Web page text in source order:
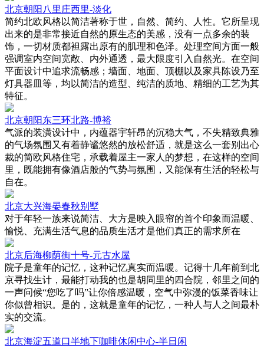
北京朝阳八里庄西里-淡化
简约北欧风格以简洁著称于世，自然、简约、人性。它所呈现
出来的是非常接近自然的原生态的美感，没有一点多余的装
饰，一切材质都袒露出原有的肌理和色泽。处理空间方面一般
强调室内空间宽敞、内外通透，最大限度引入自然光。在空间
平面设计中追求流畅感；墙面、地面、顶棚以及家具陈设乃至
灯具器皿等，均以简洁的造型、纯洁的质地、精细的工艺为其
特征。
北京朝阳东三环北路-博裕
气派的装潢设计中，内蕴器宇轩昂的沉稳大气，不失精致典雅
的气场氛围又有着静谧悠然的放松舒适，就是这么一套别出心
裁的简欧风格住宅，承载着屋主一家人的梦想，在这样的空间
里，既能拥有像酒店般的气势与氛围，又能保有生活的轻松与
自在。
北京大兴海晏春秋别墅
对于年轻一族来说简洁、大方是映入眼帘的首个印象而温暖、
愉悦、充满生活气息的品质生活才是他们真正的需求所在
北京后海柳荫街十号-元古水屋
院子是童年的记忆，这种记忆真实而温暖。记得十几年前到北
京寻找生计，最能打动我的也是胡同里的四合院，邻里之间的
一声问候“您吃了吗”让你倍感温暖，空气中弥漫的饭菜香味让
你似曾相识。是的，这就是童年的记忆，一种人与人之间最朴
实的交流。
北京海淀五道口半地下咖啡休闲中心-半日闲